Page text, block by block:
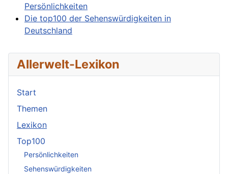
Persönlichkeiten
Die top100 der Sehenswürdigkeiten in
Deutschland
Allerwelt-Lexikon
Start
Themen
Lexikon
Top100
Persönlichkeiten
Sehenswürdigkeiten